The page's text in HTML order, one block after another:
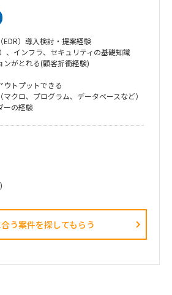
EDR）導入検討・提案経験
、インフラ、セキュリティの基礎知識
ンがとれる(顧客折衝経験)
ウトプットできる
クロ、プログラム、データベースなど）
ーの経験
う案件を探してもらう​